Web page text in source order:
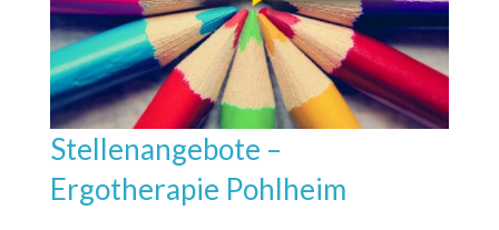
Stellenangebote –
Ergotherapie Pohlheim